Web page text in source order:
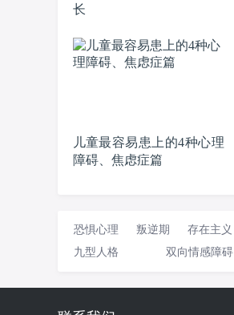
长
儿童最容易患上的4种心理
障碍、焦虑症篇
恐惧心理 叛逆期 存在主义
九型人格
双向情感障碍